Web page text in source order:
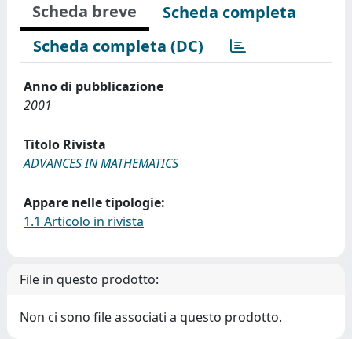
Scheda breve
Scheda completa
Scheda completa (DC)
Anno di pubblicazione
2001
Titolo Rivista
ADVANCES IN MATHEMATICS
Appare nelle tipologie:
1.1 Articolo in rivista
File in questo prodotto:
Non ci sono file associati a questo prodotto.